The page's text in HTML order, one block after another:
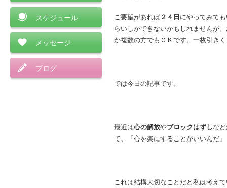
ご要望があれば２４日にやってみて
らいしかできないかもしれませんが
か複数の方でもＯＫです。一枚引き
では今日の記事です。
最近は心の解放やブロックはずしな
て、「心を楽にすることがいいんだ
これは結構大切なことだと私は考え
スケジュール
メッセージ
ブログ